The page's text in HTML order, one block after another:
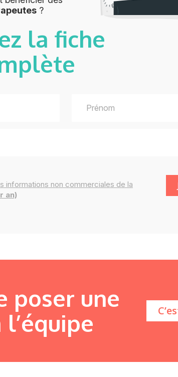
?
la fiche
informations non commerciales de la
an)
poser une